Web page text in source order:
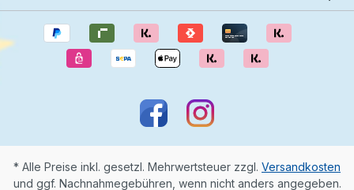
* Alle Preise inkl. gesetzl. Mehrwertsteuer zzgl. Versandkosten
und ggf. Nachnahmegebühren, wenn nicht anders angegeben.